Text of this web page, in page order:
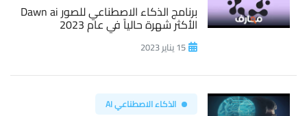
برنامج الذكاء الاصطناعي للصور Dawn ai
الأكثر شهرة حالياً في عام 2023
15 يناير 2023
الذكاء الاصطناعي AI